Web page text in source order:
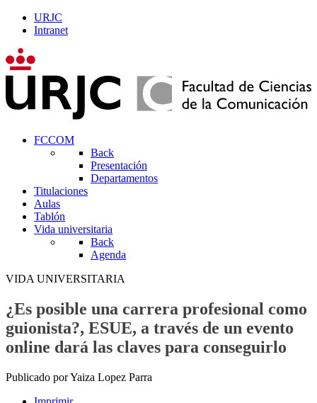
URJC
Intranet
FCCOM
Back
Presentación
Departamentos
Titulaciones
Aulas
Tablón
Vida universitaria
Back
Agenda
VIDA UNIVERSITARIA
¿Es posible una carrera profesional como
guionista?, ESUE, a través de un evento
online dará las claves para conseguirlo
Publicado por Yaiza Lopez Parra